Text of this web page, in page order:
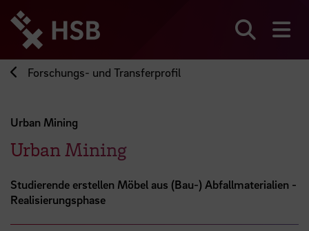
zum
Seiteninhalt
springen
Forschungs- und Transferprofil
Urban Mining
Urban Mining
Studierende erstellen Möbel aus (Bau-) Abfallmaterialien -
Realisierungsphase